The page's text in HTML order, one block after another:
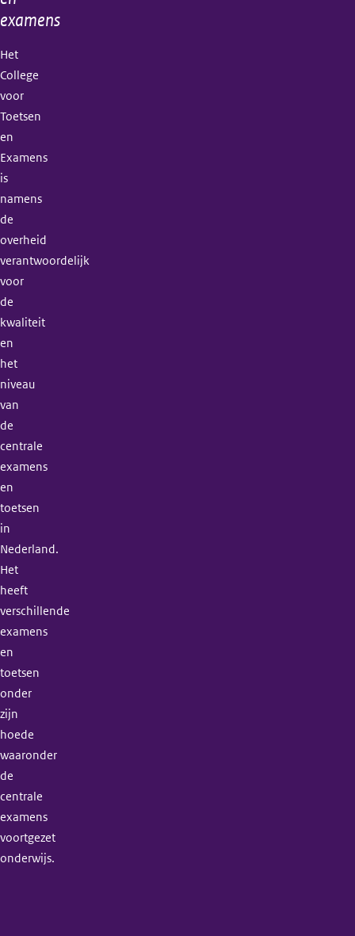
examens
Het
College
voor
Toetsen
en
Examens
is
namens
de
overheid
verantwoordelijk
voor
de
kwaliteit
en
het
niveau
van
de
centrale
examens
en
toetsen
in
Nederland.
Het
heeft
verschillende
examens
en
toetsen
onder
zijn
hoede
waaronder
de
centrale
examens
voortgezet
onderwijs.